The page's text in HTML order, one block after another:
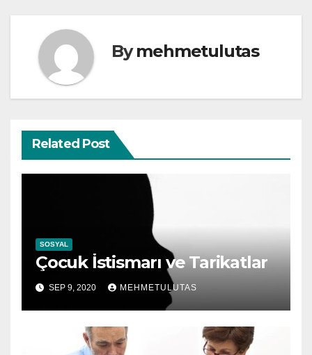
Bymehmetulutas
Related Post
SOSYAL
Çocuk İstismarı ve Tarikatlar
SEP 9, 2020 MEHMETULUTAS